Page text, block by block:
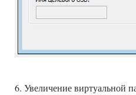
6. Увеличение виртуальной